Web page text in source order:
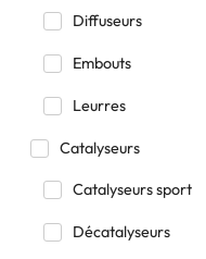
Diffuseurs
Embouts
Leurres
Catalyseurs
Catalyseurs sport
Décatalyseurs